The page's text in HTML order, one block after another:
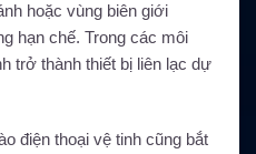
hoặc vùng biên giới
hạn chế. Trong các môi
trở thành thiết bị liên lạc dự
điện thoại vệ tinh cũng bắt